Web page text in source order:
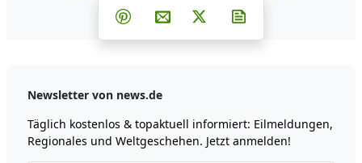
Teilen auf Facebook
Teilen auf Whatsapp
Teilen auf Telegram
Teilen auf Pinterest
Per E-Mail teilen
Post auf X
Newsletter von news.de
Täglich kostenlos & topaktuell informiert: Eilmeldungen,
Regionales und Weltgeschehen. Jetzt anmelden!